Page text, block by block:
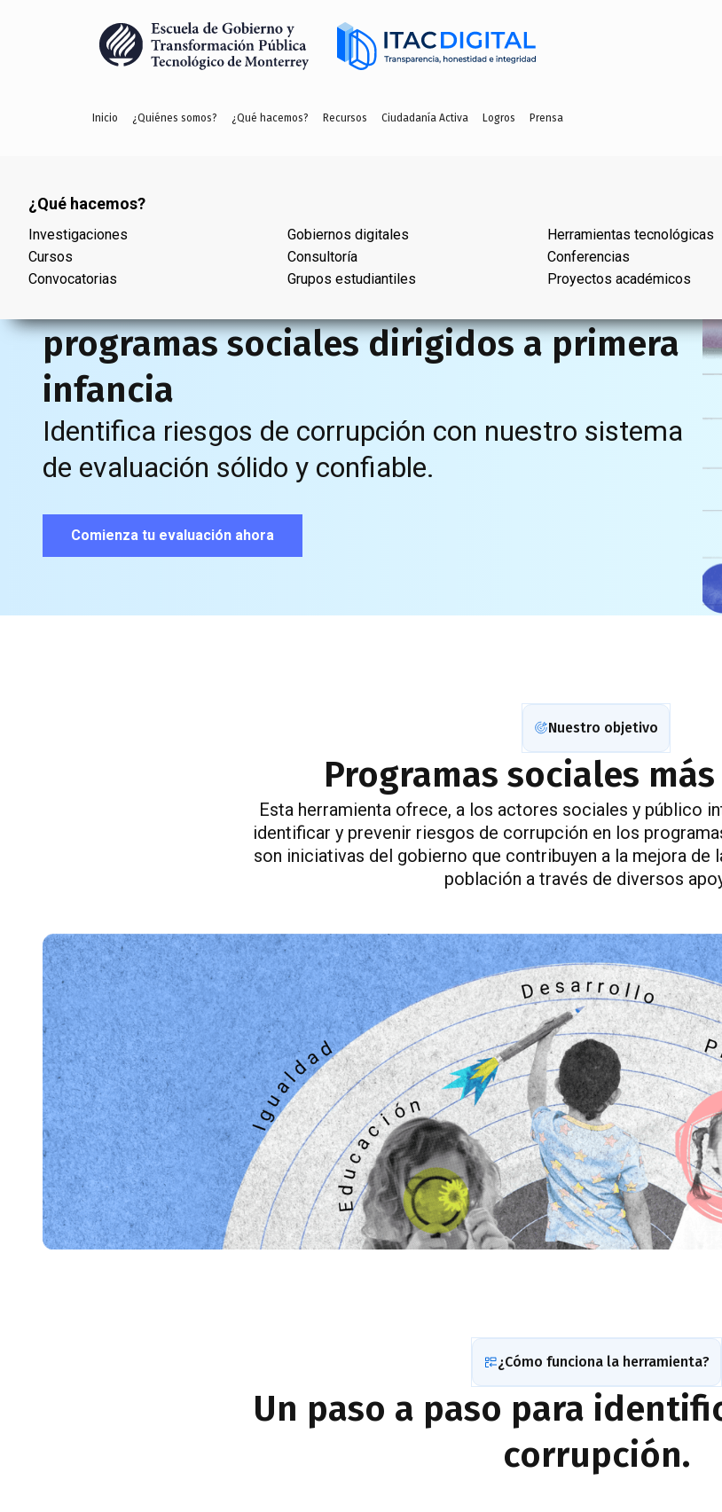
Inicio ¿Quiénes somos? ¿Qué hacemos? Recursos Ciudadanía Activa Logros Prensa
¿Qué hacemos?
Investigaciones Gobiernos digitales
Herramientas tecnológicas
Cursos
Consultoría
Conferencias
Convocatorias
Grupos estudiantiles Proyectos académicos
¿Quiénes somos?
Nuestro equipo
Red de profesores
Alianzas
Herramienta de evaluación para
programas sociales dirigidos a primera
infancia
Identifica riesgos de corrupción con nuestro sistema
de evaluación sólido y confiable.
Comienza tu evaluación ahora
Nuestro objetivo
Programas sociales
Esta herramienta ofrece, a los actores sociales y público
identificar y prevenir riesgos de corrupción en los
son iniciativas del gobierno que contribuyen a la mejora de
población a través de diversos
¿Cómo funciona la herramienta?
Un paso a paso para
corrupción.